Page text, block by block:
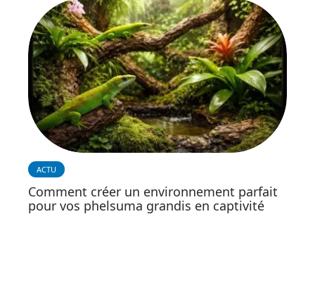
ACTU
Comment créer un environnement parfait
pour vos phelsuma grandis en captivité